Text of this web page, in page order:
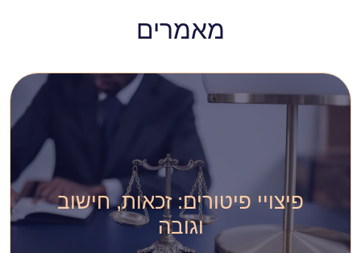
מאמרים
פיצויי פיטורים: זכאות, חישוב
וגובה